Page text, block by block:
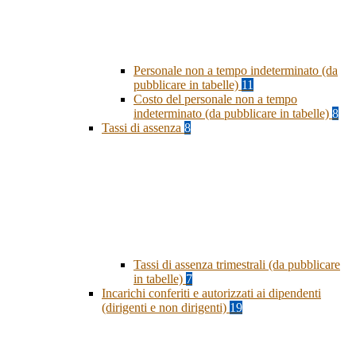
Personale non a tempo indeterminato (da
pubblicare in tabelle) 11
Costo del personale non a tempo
indeterminato (da pubblicare in tabelle) 8
Tassi di assenza 8
Tassi di assenza trimestrali (da pubblicare
in tabelle) 7
Incarichi conferiti e autorizzati ai dipendenti
(dirigenti e non dirigenti) 19